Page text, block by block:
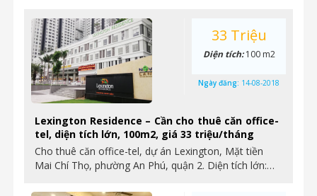
Lexington Residence – Cần cho thuê căn office-
tel, diện tích lớn, 100m2, giá 33 triệu/tháng
Cho thuê căn office-tel, dự án Lexington, Mặt tiền
Mai Chí Thọ, phường An Phú, quận 2. Diện tích lớn:…
33 Triệu
Diện tích:100 m2
Ngày đăng: 14-08-2018